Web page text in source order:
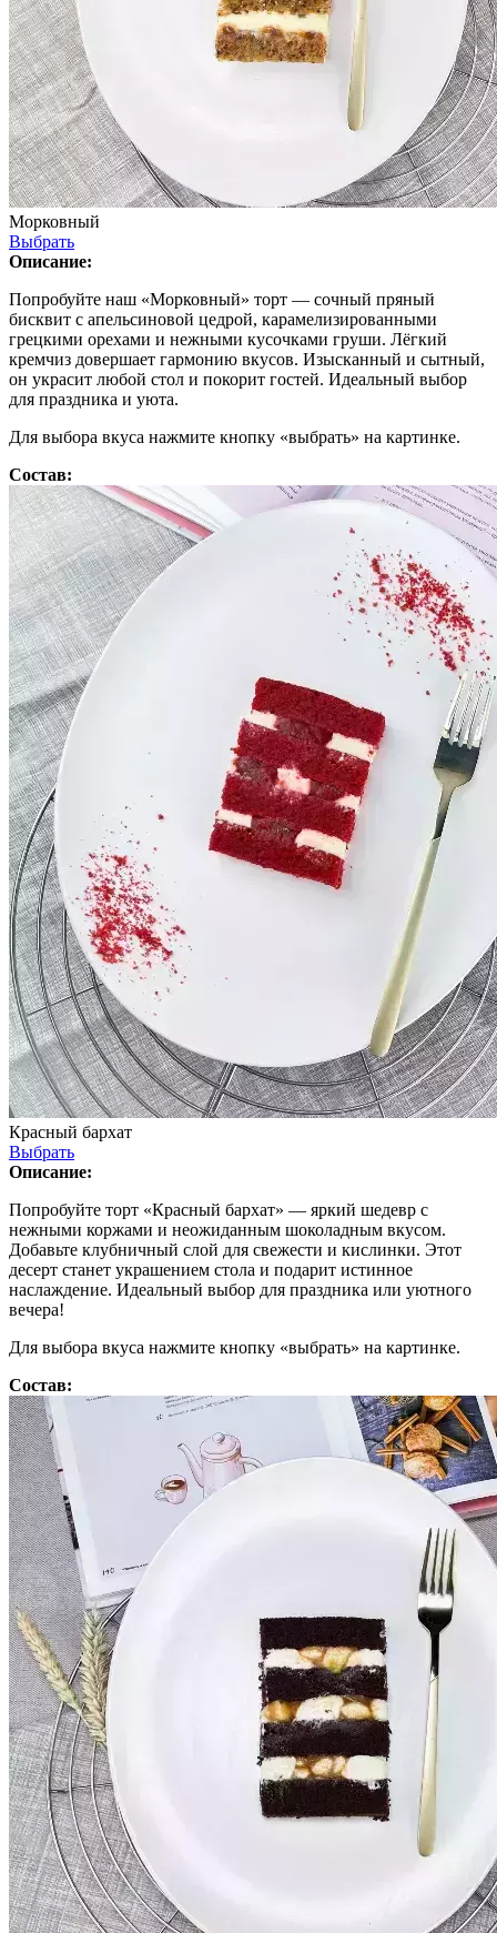
Морковный
Выбрать
Описание:
Попробуйте наш «Морковный» торт — сочный пряный
бисквит с апельсиновой цедрой, карамелизированными
грецкими орехами и нежными кусочками груши. Лёгкий
кремчиз довершает гармонию вкусов. Изысканный и сытный,
он украсит любой стол и покорит гостей. Идеальный выбор
для праздника и уюта.
Для выбора вкуса нажмите кнопку «выбрать» на картинке.
Состав:
Красный бархат
Выбрать
Описание:
Попробуйте торт «Красный бархат» — яркий шедевр с
нежными коржами и неожиданным шоколадным вкусом.
Добавьте клубничный слой для свежести и кислинки. Этот
десерт станет украшением стола и подарит истинное
наслаждение. Идеальный выбор для праздника или уютного
вечера!
Для выбора вкуса нажмите кнопку «выбрать» на картинке.
Состав: